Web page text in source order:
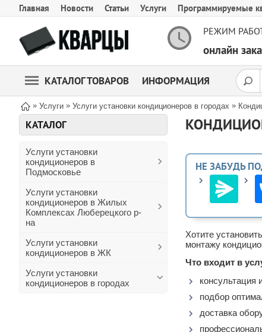
Главная Новости Статьи Услуги Программируемые
РЕЖИМ
онлайн
КАТАЛОГ ТОВАРОВ ИНФОРМАЦИЯ
» Услуги » Услуги установки кондиционеров в городах »
КАТАЛОГ
Услуги установки
кондиционеров в
Подмосковье
Услуги установки
кондиционеров в Жилых
Комплексах Люберецкого р-
на
Услуги установки
кондиционеров в ЖК
Услуги установки
кондиционеров в городах
НЕ ЗАБУДЬ
Хотите
монтажу
Что входит в
консультация
подбор
доставка